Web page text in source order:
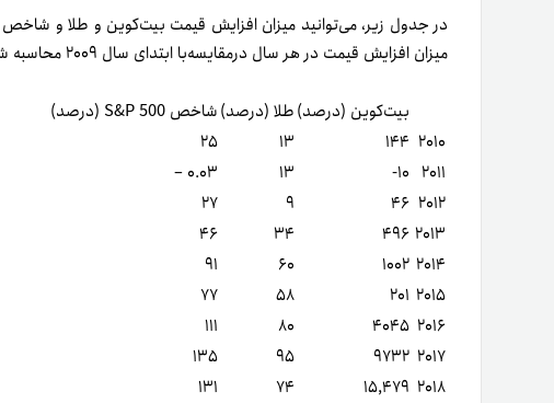
میزان افزایش قیمت در هر سال درمقایسه‌با ابتدای سال ۲۰۰۹ محاسبه شده است.
بیت‌کوین (درصد)طلا (درصد)شاخص S&P 500 (درصد)
۲۰۱۰ ۱۴۴ ۱۳
۲۵
۲۰۱۱ ۱۰- ۱۳
۰.۰۳ –
۲۰۱۲ ۴۶ ۹
۲۷
۲۰۱۳ ۴۹۶ ۳۴
۴۶
۲۰۱۴ ۱۰۰۲ ۶۰
۹۱
۲۰۱۵ ۲۰۱ ۵۸
۷۷
۲۰۱۶ ۴۰۴۵ ۸۰
۱۱۱
۲۰۱۷ ۹۷۳۲ ۹۵
۱۳۵
۲۰۱۸ ۱۵,۴۷۹ ۷۴
۱۳۱